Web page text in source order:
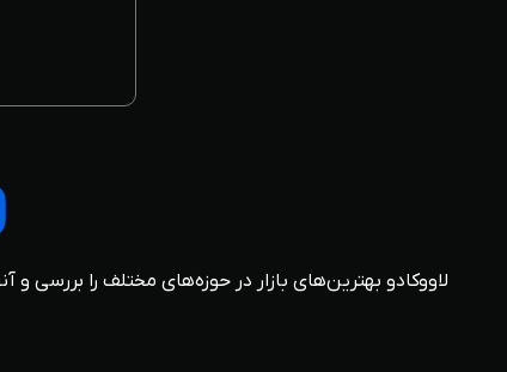
لاووکادو بهترین‌های بازار در حوزه‌های مختلف را بررسی